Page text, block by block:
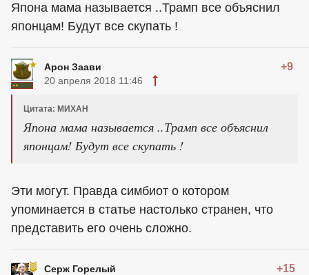
Япона мама называется ..Трамп все объяснил
японцам! Будут все скупать !
Арон Заави +9
20 апреля 2018 11:46
Цитата: МИХАН
Япона мама называется ..Трамп все объяснил
японцам! Будут все скупать !
Эти могут. Правда симбиот о котором
упоминается в статье настолько странен, что
представить его очень сложно.
Серж Горелый +15